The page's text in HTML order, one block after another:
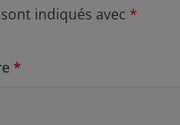
indiqués avec *
*